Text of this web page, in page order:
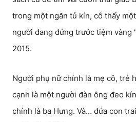
trong một ngăn tủ kín, cô thấy
người đang đứng trước tiệm vàng
2015.
Người phụ nữ chính là mẹ cô, trẻ
cạnh là một người đàn ông đeo
chính là ba Hưng. Và… đứa con